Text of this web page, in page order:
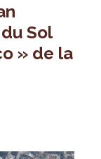
Sol
» de la